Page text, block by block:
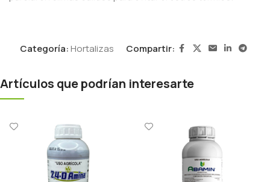
Categoría:Hortalizas Compartir:
Artículos que podrían interesarte